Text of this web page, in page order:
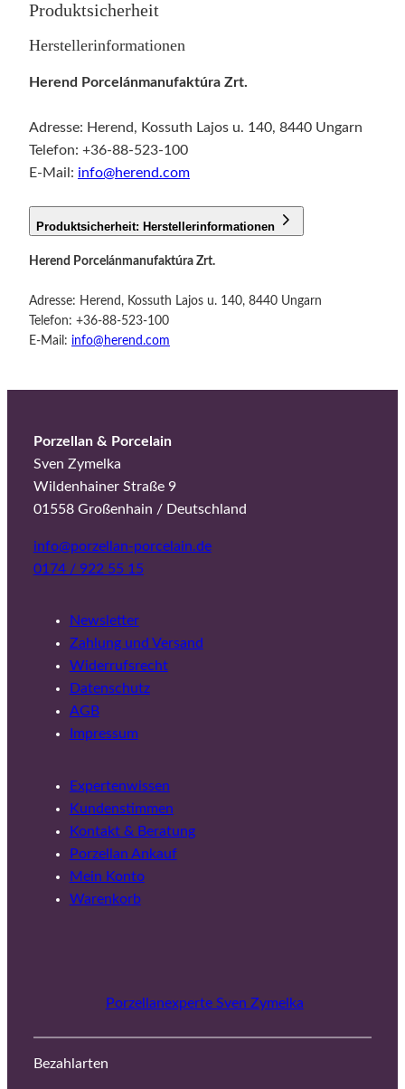
Produktsicherheit
Herstellerinformationen
Herend Porcelánmanufaktúra Zrt.
Adresse: Herend, Kossuth Lajos u. 140, 8440 Ungarn
Telefon: +36-88-523-100
E-Mail: info@herend.com
Produktsicherheit: Herstellerinformationen
Herend Porcelánmanufaktúra Zrt.
Adresse: Herend, Kossuth Lajos u. 140, 8440 Ungarn
Telefon: +36-88-523-100
E-Mail: info@herend.com
Porzellan & Porcelain
Sven Zymelka
Wildenhainer Straße 9
01558 Großenhain / Deutschland
info@porzellan-porcelain.de
0174 / 922 55 15
Newsletter
Zahlung und Versand
Widerrufsrecht
Datenschutz
AGB
Impressum
Expertenwissen
Kundenstimmen
Kontakt & Beratung
Porzellan Ankauf
Mein Konto
Warenkorb
Porzellanexperte Sven Zymelka
Bezahlarten